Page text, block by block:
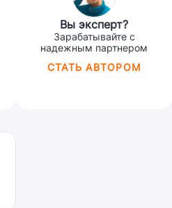
Вы эксперт?
Зарабатывайте с
надежным партнером
СТАТЬ АВТОРОМ